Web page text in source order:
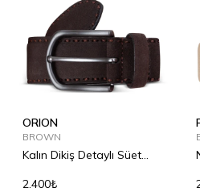
ORION
BROWN
Kalın Dikiş Detaylı Süet
2.400₺